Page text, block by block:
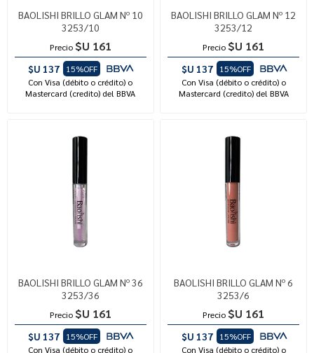
BAOLISHI BRILLO GLAM Nº 10
3253/10
Precio $U 161
$U 137
15%OFF
Con Visa (débito o crédito) o
Mastercard (credito) del BBVA
BAOLISHI BRILLO GLAM Nº 12
3253/12
Precio $U 161
$U 137
15%OFF
Con Visa (débito o crédito) o
Mastercard (credito) del BBVA
BAOLISHI BRILLO GLAM Nº 36
3253/36
Precio $U 161
$U 137
15%OFF
Con Visa (débito o crédito) o
BAOLISHI BRILLO GLAM Nº 6
3253/6
Precio $U 161
$U 137
15%OFF
Con Visa (débito o crédito) o